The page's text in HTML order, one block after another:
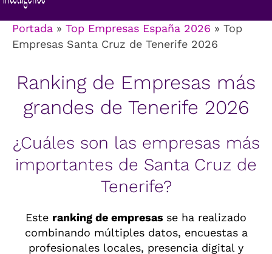
Portada » Top Empresas España 2026 » Top
Empresas Santa Cruz de Tenerife 2026
Ranking de Empresas más
grandes de Tenerife 2026
¿Cuáles son las empresas más
importantes de Santa Cruz de
Tenerife?
Este ranking de empresas se ha realizado
combinando múltiples datos, encuestas a
profesionales locales, presencia digital y